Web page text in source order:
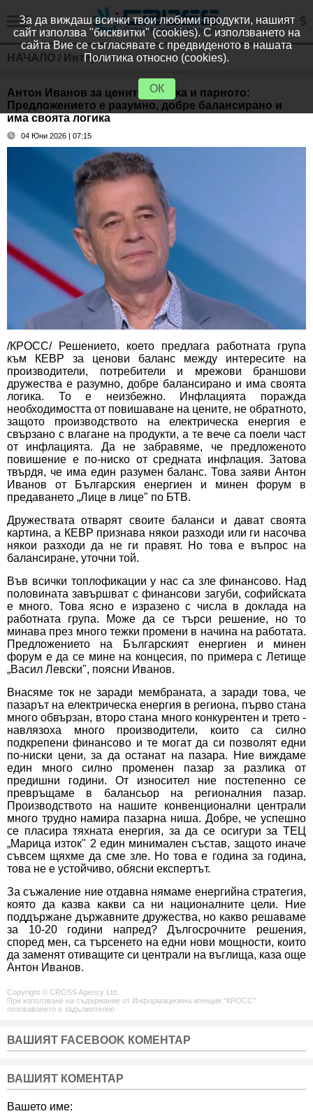
НАЧАЛО / Интервюта
Антон Иванов за цените на тока и парното:
Предложението е разумно, добре балансирано и
има своята логика
04 Юни 2026 | 07:15
/КРОСС/ Решението, което предлага работната група
към КЕВР за ценови баланс между интересите на
производители, потребители и мрежови браншови
дружества е разумно, добре балансирано и има своята
логика. То е неизбежно. Инфлацията поражда
необходимостта от повишаване на цените, не обратното,
защото производството на електрическа енергия е
свързано с влагане на продукти, а те вече са поели част
от инфлацията. Да не забравяме, че предложеното
повишение е по-ниско от средната инфлация. Затова
твърдя, че има един разумен баланс. Това заяви Антон
Иванов от Българския енергиен и минен форум в
предаването „Лице в лице" по БТВ.
Дружествата отварят своите баланси и дават своята
картина, а КЕВР признава някои разходи или ги насочва
някои разходи да не ги правят. Но това е въпрос на
балансиране, уточни той.
Във всички топлофикации у нас са зле финансово. Над
половината завършват с финансови загуби, софийската
е много. Това ясно е изразено с числа в доклада на
работната група. Може да се търси решение, но то
минава през много тежки промени в начина на работата.
Предложението на Българският енергиен и минен
форум е да се мине на концесия, по примера с Летище
„Васил Левски", поясни Иванов.
Внасяме ток не заради мембраната, а заради това, че
пазарът на електрическа енергия в региона, първо стана
много обвързан, второ стана много конкурентен и трето -
навлязоха много производители, които са силно
подкрепени финансово и те могат да си позволят едни
по-ниски цени, за да останат на пазара. Ние виждаме
един много силно променен пазар за разлика от
предишни години. От износител ние постепенно се
превръщаме в балансьор на регионалния пазар.
Производството на нашите конвенционални централи
много трудно намира пазарна ниша. Добре, че успешно
се пласира тяхната енергия, за да се осигури за ТЕЦ
„Марица изток" 2 един минимален състав, защото иначе
съвсем щяхме да сме зле. Но това е година за година,
това не е устойчиво, обясни експертът.
За съжаление ние отдавна нямаме енергийна стратегия,
която да казва какви са ни националните цели. Ние
поддържане държавните дружества, но какво решаваме
за 10-20 години напред? Дългосрочните решения,
според мен, са търсенето на едни нови мощности, които
да заменят отиващите си централи на въглища, каза още
Антон Иванов.
Copyright © CROSS Agency Ltd.
При използване на съдържание от Информационна агенция "КРОСС"
позоваването е задължително.
ВАШИЯТ FACEBOOK КОМЕНТАР
ВАШИЯТ КОМЕНТАР
Вашето име:
За да виждаш всички твои любими продукти, нашият
сайт използва "бисквитки" (cookies). С използването на
сайта Вие се съгласявате с предвиденото в нашата
Политика относно (cookies).
ОК